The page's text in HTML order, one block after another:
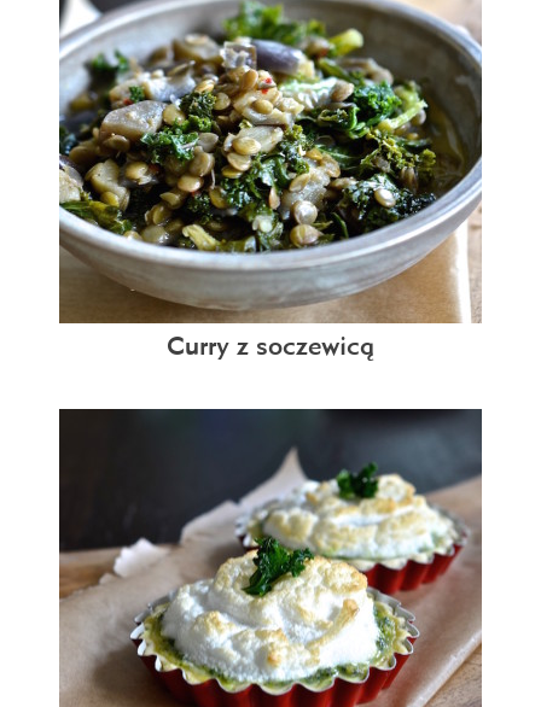
Curry z soczewicą